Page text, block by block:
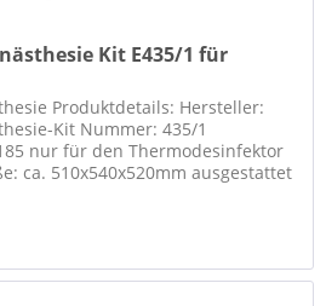
Kit E435/1 für
Produktdetails: Hersteller:
Kit Nummer: 435/1
nur für den Thermodesinfektor
ca. 510x540x520mm ausgestattet